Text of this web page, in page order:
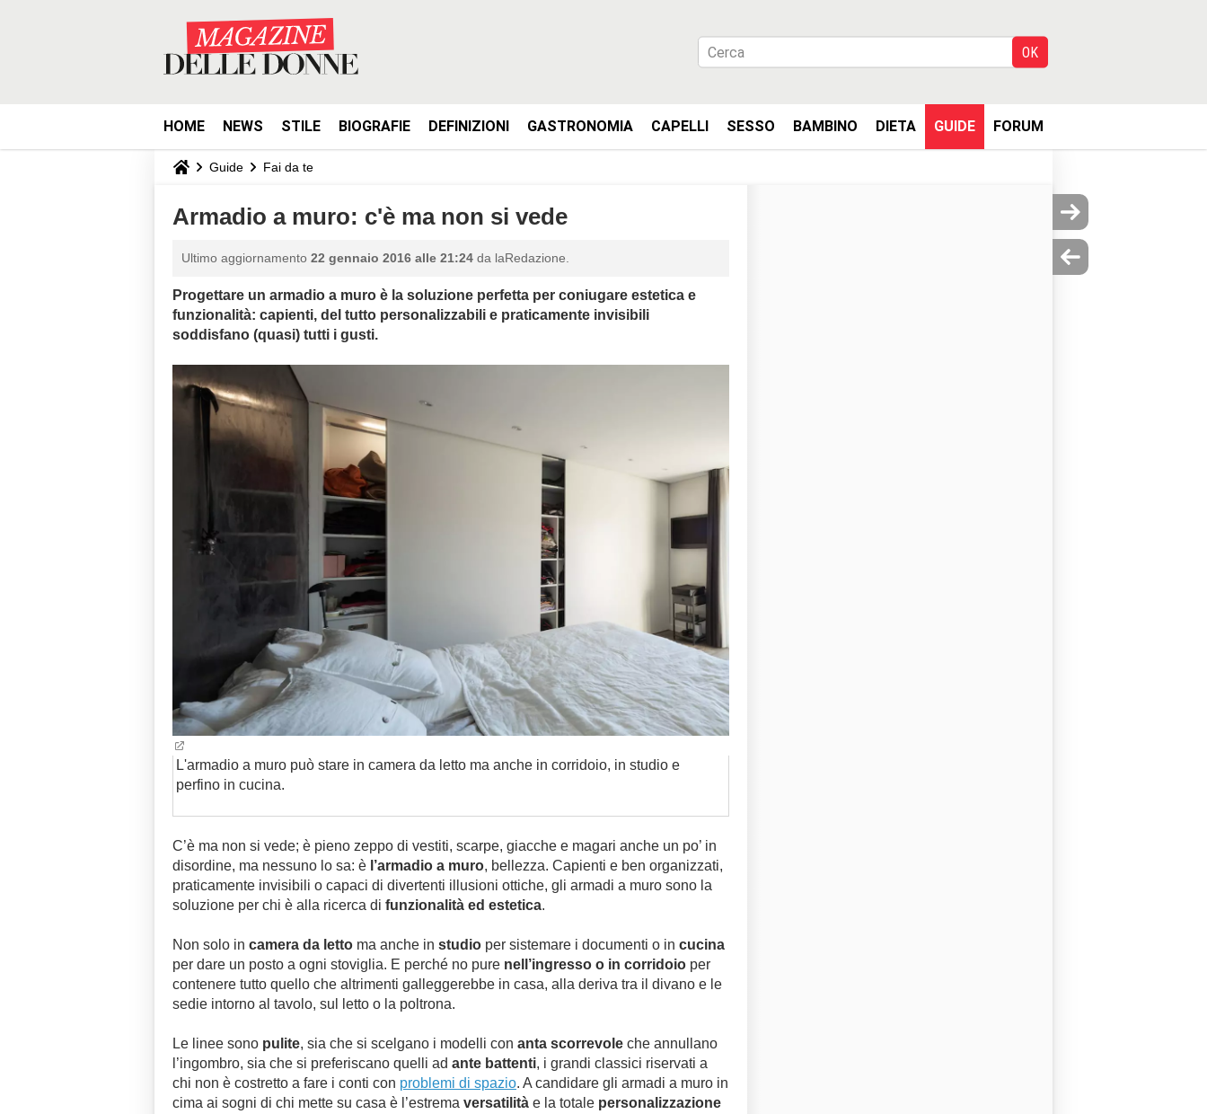
HOME NEWS STILE BIOGRAFIE DEFINIZIONI GASTRONOMIA CAPELLI SESSO BAMBINO DIETA GUIDE FORUM
Guide Fai da te
Armadio a muro: c'è ma non si vede
Ultimo aggiornamento 22 gennaio 2016 alle 21:24 da laRedazione.
Progettare un armadio a muro è la soluzione perfetta per coniugare estetica e
funzionalità: capienti, del tutto personalizzabili e praticamente invisibili
soddisfano (quasi) tutti i gusti.
L'armadio a muro può stare in camera da letto ma anche in corridoio, in studio e
perfino in cucina.
C’è ma non si vede; è pieno zeppo di vestiti, scarpe, giacche e magari anche un po’ in
disordine, ma nessuno lo sa: è l’armadio a muro, bellezza. Capienti e ben organizzati,
praticamente invisibili o capaci di divertenti illusioni ottiche, gli armadi a muro sono la
soluzione per chi è alla ricerca di funzionalità ed estetica.
Non solo in camera da letto ma anche in studio per sistemare i documenti o in cucina
per dare un posto a ogni stoviglia. E perché no pure nell’ingresso o in corridoio per
contenere tutto quello che altrimenti galleggerebbe in casa, alla deriva tra il divano e le
sedie intorno al tavolo, sul letto o la poltrona.
Le linee sono pulite, sia che si scelgano i modelli con anta scorrevole che annullano
l’ingombro, sia che si preferiscano quelli ad ante battenti, i grandi classici riservati a
chi non è costretto a fare i conti con problemi di spazio. A candidare gli armadi a muro in
cima ai sogni di chi mette su casa è l’estrema versatilità e la totale personalizzazione